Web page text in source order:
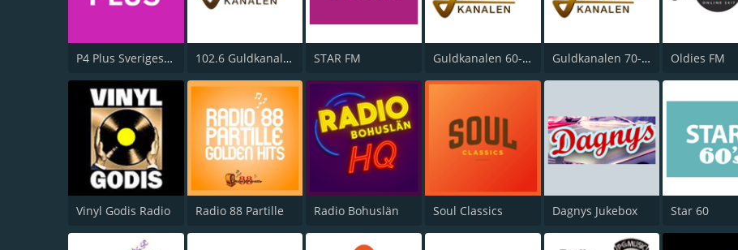
P4 Plus Sveriges Radio 102.6 Guldkanalen STAR FM Guldkanalen 60-tal Guldkanalen 70-tal Oldies FM
Vinyl Godis Radio Radio 88 Partille Radio Bohuslän Soul Classics Dagnys Jukebox Star 60